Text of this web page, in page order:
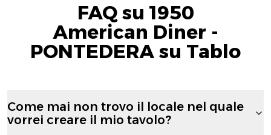
FAQ su 1950
American Diner -
PONTEDERA su Tablo
Come mai non trovo il locale nel quale
vorrei creare il mio tavolo?